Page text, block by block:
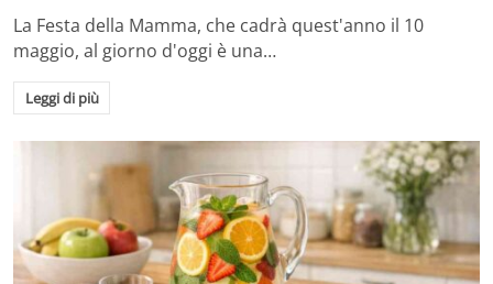
La Festa della Mamma, che cadrà quest'anno il 10
maggio, al giorno d'oggi è una…
Leggi di più